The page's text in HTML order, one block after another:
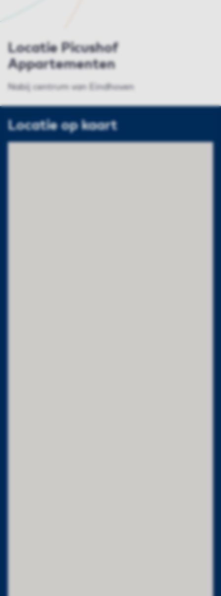
Locatie Picushof
Appartementen
Nabij centrum van Eindhoven
Locatie op kaart